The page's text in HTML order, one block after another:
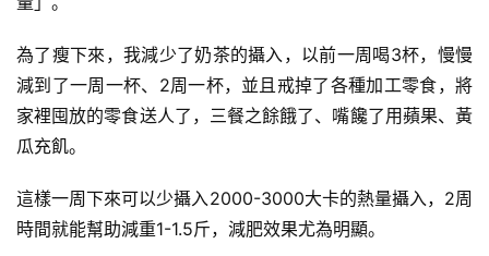
劃
有
氧
運
動
訓
練
為了瘦下來，我減少了奶茶的攝入，以前一周喝3杯，慢慢
減到了一周一杯、2周一杯，並且戒掉了各種加工零食，將
家裡囤放的零食送人了，三餐之餘餓了、嘴饞了用蘋果、黃
瓜充飢。
這樣一周下來可以少攝入2000-3000大卡的熱量攝入，2周
時間就能幫助減重1-1.5斤，減肥效果尤為明顯。